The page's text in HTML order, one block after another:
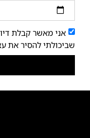
אני מאשר קבלת
שביכולתי להסיר את